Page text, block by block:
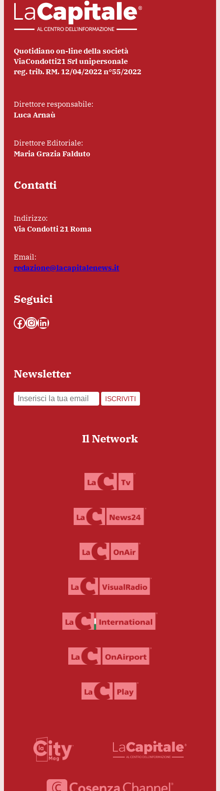
Quotidiano on-line della società
ViaCondotti21 Srl unipersonale
reg. trib. RM. 12/04/2022 n°55/2022
Direttore responsabile:
Luca Arnaù
Direttore Editoriale:
Maria Grazia Falduto
Contatti
Indirizzo:
Via Condotti 21 Roma
Email:
redazione@lacapitalenews.it
Seguici
Facebook InstagramLinkedIn
Newsletter
ISCRIVITI
Il Network